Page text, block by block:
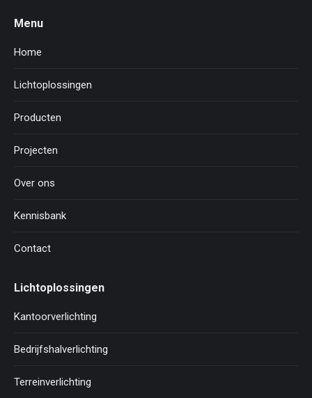
Menu
Home
Lichtoplossingen
Producten
Projecten
Over ons
Kennisbank
Contact
Lichtoplossingen
Kantoorverlichting
Bedrijfshalverlichting
Terreinverlichting